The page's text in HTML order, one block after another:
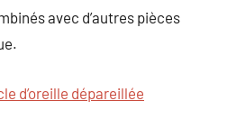
avec d’autres pièces
d’oreille dépareillée